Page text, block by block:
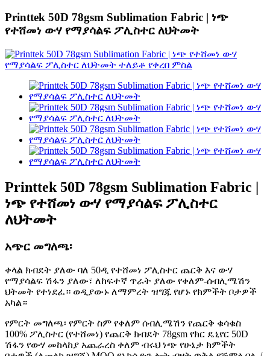
Printtek 50D 78gsm Sublimation Fabric | ነጭ
የተሸመነ ውሃ የማያሳልፍ ፖሊስተር ለህትመት
Printtek 50D 78gsm Sublimation Fabric |
ነጭ የተሸመነ ውሃ የማያሳልፍ ፖሊስተር
ለህትመት
አጭር መግለጫ፡
ቀላል ክብደት ያለው ባለ 50ዲ የተሸመነ ፖሊስተር ጨርቅ እና ውሃ
የማያሳልፍ ሽፋን ያለው፣ ለከፍተኛ ጥራት ያለው የቀለም-ሰብሊሜሽን
ህትመት የተነደፈ። ወዲያውኑ ለማምረት ዝግጁ የሆኑ የክምችት ቦታዎች
አካል።
የምርት መግለጫ፡ የምርት ስም የቀለም ሰብሊሜሽን የጨርቅ ቁሳቁስ
100% ፖሊስተር (የተሸመነ) የጨርቅ ክብደት 78gsm የክር ዴኒየር 50D
ሽፋን የውሃ መከላከያ አጨራረስ ቀለም ብሩህ ነጭ የሁኔታ ክምችት